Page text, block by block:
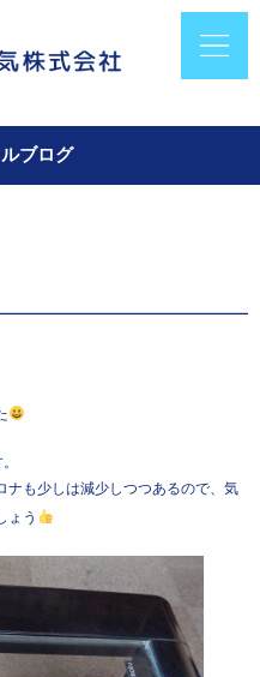
ブログ
ナも少しは減少しつつあるので、気
ょう